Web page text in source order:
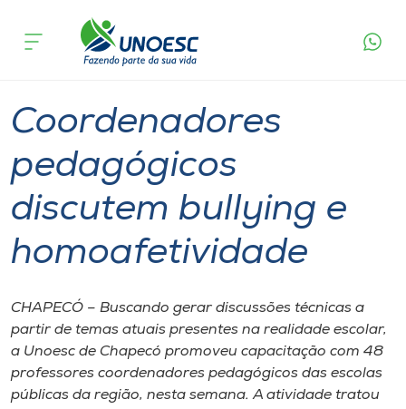
Cursos
Atendimento ao Estudante
Portal de Ensino
A
Unoesc
Internacionalização
acontece
Coordenadores
pedagógicos
discutem bullying e
homoafetividade
CHAPECÓ – Buscando gerar discussões técnicas a
partir de temas atuais presentes na realidade escolar,
a Unoesc de Chapecó promoveu capacitação com 48
professores coordenadores pedagógicos das escolas
públicas da região, nesta semana. A atividade tratou